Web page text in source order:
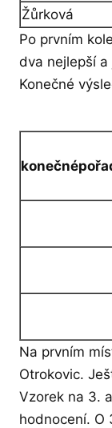
Žůrková
Po prvním
dva nejlepší
Konečné
Na prvním
Otrokovic.
Vzorek na 3.
hodnocení. O